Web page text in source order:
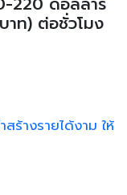
าท) ต่อชั่วโมง
ร้างรายได้งาม ให้